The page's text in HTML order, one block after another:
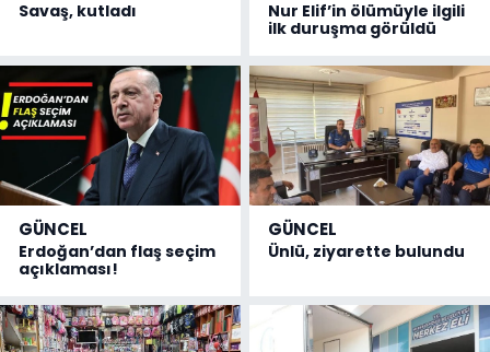
Savaş, kutladı
Nur Elif’in ölümüyle ilgili
ilk duruşma görüldü
GÜNCEL
Erdoğan’dan flaş seçim
açıklaması!
GÜNCEL
Ünlü, ziyarette bulundu